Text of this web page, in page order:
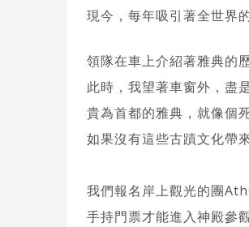
現今，每年吸引著全世界
領隊在車上介紹著雅典的
此時，我望著車窗外，盡
貴為首都的雅典，就像個
如果沒有這些古蹟文化帶
我們報名岸上觀光的團
手持門票才能進入神殿參